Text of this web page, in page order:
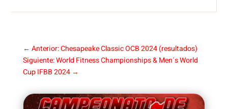
← Anterior: Chesapeake Classic OCB 2024 (resultados)
Siguiente: World Fitness Championships & Men´s World
Cup IFBB 2024→